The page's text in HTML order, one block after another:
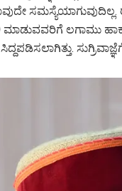
ಲಗಾಮು
ಸಿದ್ದಪಡಿಸಲಾಗಿತ್ತು.